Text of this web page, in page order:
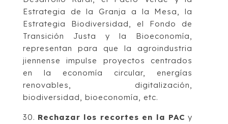
Estrategia de la Granja a la Mesa, la
Estrategia Biodiversidad, el Fondo de
Transición Justa y la Bioeconomía,
representan para que la agroindustria
jiennense impulse proyectos centrados
en la economía circular, energías
renovables, digitalización,
biodiversidad, bioeconomía, etc.
30. Rechazar los recortes en la PAC y